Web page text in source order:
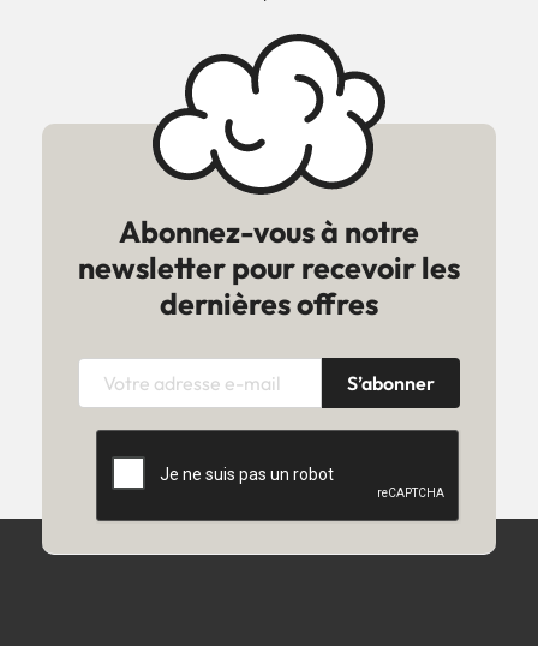
Abonnez-vous à notre
newsletter pour recevoir les
dernières offres